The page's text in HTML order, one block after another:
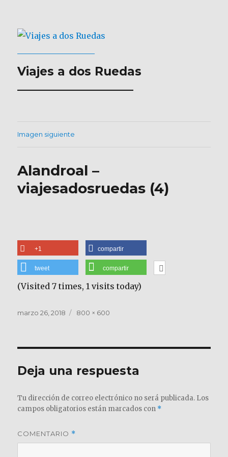
Viajes a dos Ruedas
___________________
Imagen siguiente
Alandroal –
viajesadosruedas (4)
+1 compartir
tweet compartir
(Visited 7 times, 1 visits today)
Publicado
marzo 26, 2018
Tamaño
800 × 600
Deja una respuesta
Tu dirección de correo electrónico no será publicada. Los
campos obligatorios están marcados con *
COMENTARIO *